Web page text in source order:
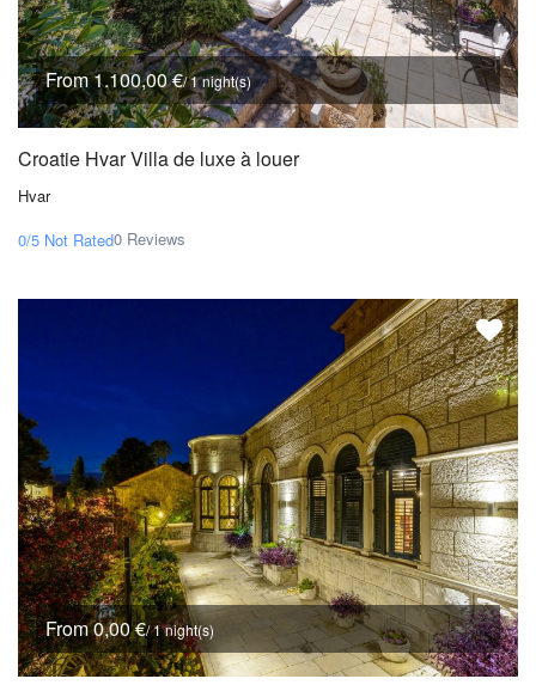
From 1.100,00 €/ 1 night(s)
Croatie Hvar Villa de luxe à louer
Hvar
0/5 Not Rated0 Reviews
From 0,00 €/ 1 night(s)